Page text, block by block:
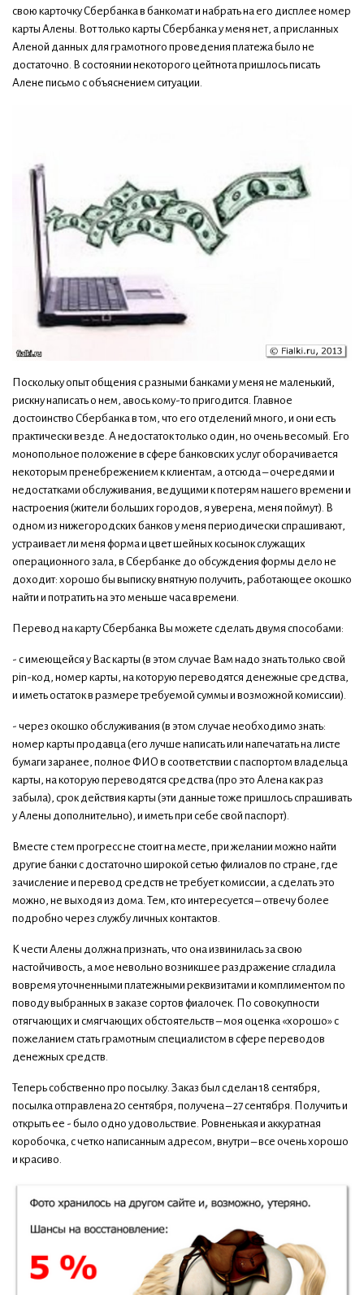
свою карточку Сбербанка в банкомат и набрать на его дисплее номер
карты Алены. Вот только карты Сбербанка у меня нет, а присланных
Аленой данных для грамотного проведения платежа было не
достаточно. В состоянии некоторого цейтнота пришлось писать
Алене письмо с объяснением ситуации.
Поскольку опыт общения с разными банками у меня не маленький,
рискну написать о нем, авось кому-то пригодится. Главное
достоинство Сбербанка в том, что его отделений много, и они есть
практически везде. А недостаток только один, но очень весомый. Его
монопольное положение в сфере банковских услуг оборачивается
некоторым пренебрежением к клиентам, а отсюда – очередями и
недостатками обслуживания, ведущими к потерям нашего времени и
настроения (жители больших городов, я уверена, меня поймут). В
одном из нижегородских банков у меня периодически спрашивают,
устраивает ли меня форма и цвет шейных косынок служащих
операционного зала, в Сбербанке до обсуждения формы дело не
доходит: хорошо бы выписку внятную получить, работающее окошко
найти и потратить на это меньше часа времени.
Перевод на карту Сбербанка Вы можете сделать двумя способами:
- с имеющейся у Вас карты (в этом случае Вам надо знать только свой
pin-код, номер карты, на которую переводятся денежные средства,
и иметь остаток в размере требуемой суммы и возможной комиссии).
- через окошко обслуживания (в этом случае необходимо знать:
номер карты продавца (его лучше написать или напечатать на листе
бумаги заранее, полное ФИО в соответствии с паспортом владельца
карты, на которую переводятся средства (про это Алена как раз
забыла), срок действия карты (эти данные тоже пришлось спрашивать
у Алены дополнительно), и иметь при себе свой паспорт).
Вместе с тем прогресс не стоит на месте, при желании можно найти
другие банки с достаточно широкой сетью филиалов по стране, где
зачисление и перевод средств не требует комиссии, а сделать это
можно, не выходя из дома. Тем, кто интересуется – отвечу более
подробно через службу личных контактов.
К чести Алены должна признать, что она извинилась за свою
настойчивость, а мое невольно возникшее раздражение сгладила
вовремя уточненными платежными реквизитами и комплиментом по
поводу выбранных в заказе сортов фиалочек. По совокупности
отягчающих и смягчающих обстоятельств – моя оценка «хорошо» с
пожеланием стать грамотным специалистом в сфере переводов
денежных средств.
Теперь собственно про посылку. Заказ был сделан 18 сентября,
посылка отправлена 20 сентября, получена – 27 сентября. Получить и
открыть ее - было одно удовольствие. Ровненькая и аккуратная
коробочка, с четко написанным адресом, внутри – все очень хорошо
и красиво.